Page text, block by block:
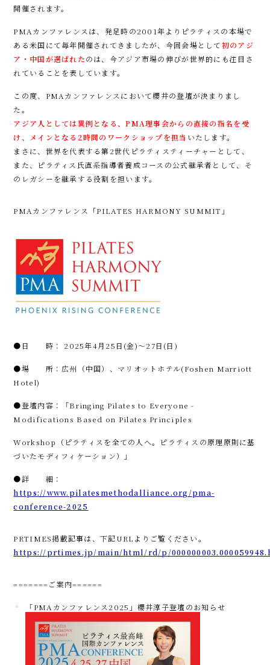
開催されます。
PMAカンファレンスは、発足時の2001年よりピラティスの本場で
ある米国にて毎年開催されてきましたが、今回会場として初のアジ
ア・中国が選ばれたのは、今アジア市場の伸びが世界的にも注目さ
れていることを表しています。
この度、PMAカンファレンスにおいて櫻井の登壇が決まりまし
た。
アジア人としては異例となる、PMA理事会からの直接の指名を受
け、メインとなる2時間のワークショップを担当 いたします。
まさに、世界を代表する第2世代ピラティスティーチャーとして、
また、ピラティス氏直系指導者養成コースの公式継承者として、そ
のレガシーを継承する役割を担います。
PMAカンファレンス「PILATES HARMONY SUMMIT」
●日 時： 2025年4月25日(金)～27日(日)
●場 所：広州（中国）、マリオットホテル(Foshen Marriott
Hotel)
●登壇内容：「Bringing Pilates to Everyone -
Modifications Based on Pilates Principles
Workshop（ピラティスを全ての人へ。ピラティスの原理原則に基
づいたモディフィケーション）」
●詳 細：
https://www.pilatesmethodalliance.org/pma-
conference-2025
PRTIMES掲載記事は、下記URLよりご覧ください。
https://prtimes.jp/main/html/rd/p/
=======ご案内======
「PMAカンファレンス2025」櫻井淳子登壇のお知らせ